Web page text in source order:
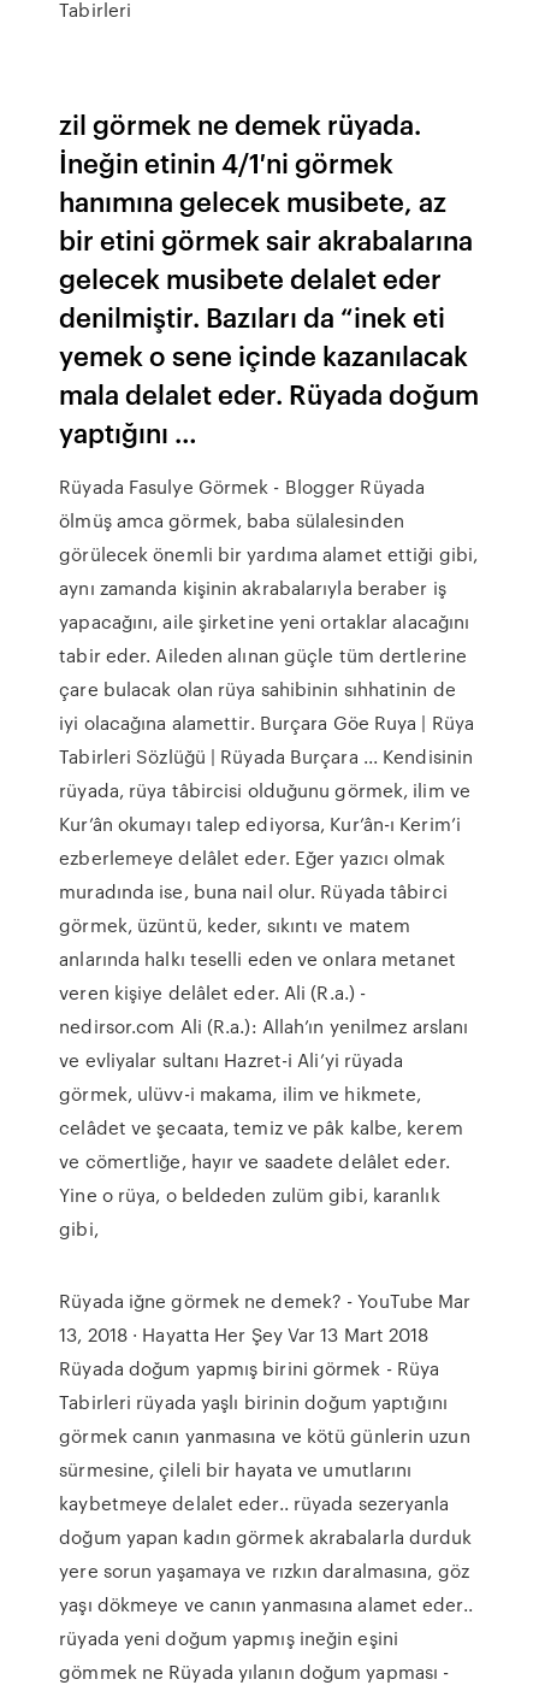
Tabirleri
zil görmek ne demek rüyada.
İneğin etinin 4/1′ni görmek
hanımına gelecek musibete, az
bir etini görmek sair akrabalarına
gelecek musibete delalet eder
denilmiştir. Bazı­ları da “inek eti
yemek o sene içinde kazanılacak
mala delalet eder. Rüyada doğum
yaptığını …
Rüyada Fasulye Görmek - Blogger Rüyada
ölmüş amca görmek, baba sülalesinden
görülecek önemli bir yardıma alamet ettiği gibi,
aynı zamanda kişinin akrabalarıyla beraber iş
yapacağını, aile şirketine yeni ortaklar alacağını
tabir eder. Aileden alınan güçle tüm dertlerine
çare bulacak olan rüya sahibinin sıhhatinin de
iyi olacağına alamettir. Burçara Göe Ruya | Rüya
Tabirleri Sözlüğü | Rüyada Burçara ... Kendisinin
rüyada, rüya tâbircisi olduğunu görmek, ilim ve
Kur’ân okumayı talep ediyorsa, Kur’ân-ı Kerim’i
ezberlemeye delâlet eder. Eğer yazıcı olmak
muradında ise, buna nail olur. Rüyada tâbirci
görmek, üzüntü, keder, sıkıntı ve matem
anlarında halkı teselli eden ve onlara metanet
veren kişiye delâlet eder. Ali (R.a.) -
nedirsor.com Ali (R.a.): Allah’ın yenilmez arslanı
ve evliyalar sultanı Hazret-i Ali’yi rüyada
görmek, ulüvv-i makama, ilim ve hikmete,
celâdet ve şecaata, temiz ve pâk kalbe, kerem
ve cömertliğe, hayır ve saadete delâlet eder.
Yine o rüya, o beldeden zulüm gibi, karanlık
gibi,
Rüyada iğne görmek ne demek? - YouTube Mar
13, 2018 · Hayatta Her Şey Var 13 Mart 2018
Rüyada doğum yapmış birini görmek - Rüya
Tabirleri rüyada yaşlı birinin doğum yaptığını
görmek canın yanmasına ve kötü günlerin uzun
sürmesine, çileli bir hayata ve umutlarını
kaybetmeye delalet eder.. rüyada sezeryanla
doğum yapan kadın görmek akrabalarla durduk
yere sorun yaşamaya ve rızkın daralmasına, göz
yaşı dökmeye ve canın yanmasına alamet eder..
rüyada yeni doğum yapmış ineğin eşini
gömmek ne Rüyada yılanın doğum yapması -